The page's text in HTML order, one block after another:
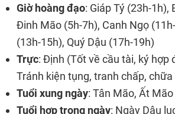
Giờ hoàng đạo: Giáp Tý (23h-1h),
Đinh Mão (5h-7h), Canh Ngọ
(13h-15h), Quý Dậu (17h-19h)
Trực: Định (Tốt về cầu tài, ký hợp
Tránh kiện tụng, tranh chấp, chữa
Tuổi xung ngày: Tân Mão, Ất Mão
Tuổi hợp trong ngày: Ngày Dậu